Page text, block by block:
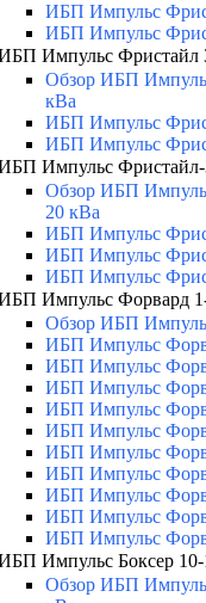
ИБП Импульс
ИБП Импульс
Импульс Фристайл
Обзор ИБП
кВа
ИБП Импульс
ИБП Импульс
Импульс Фристайл-
Обзор ИБП
20 кВа
ИБП Импульс
ИБП Импульс
ИБП Импульс
Импульс Форвард
Обзор ИБП
ИБП Импульс
ИБП Импульс
ИБП Импульс
ИБП Импульс
ИБП Импульс
ИБП Импульс
ИБП Импульс
ИБП Импульс
ИБП Импульс
ИБП Импульс
Импульс Боксер
Обзор ИБП